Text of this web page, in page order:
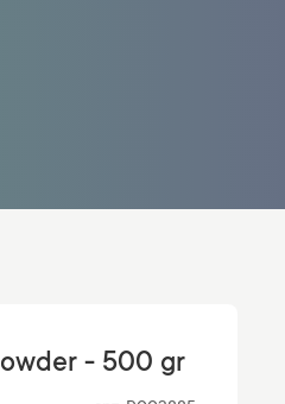
- 500 gr